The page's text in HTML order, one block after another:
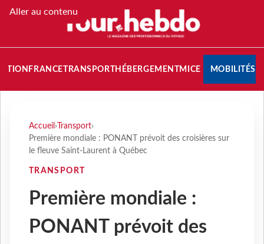
Aller au contenu
FRANCETRANSPORT HÉBERGEMENTMICE MOBILITÉS
Accueil › Transport›
Première mondiale : PONANT prévoit des croisières sur
le fleuve Saint-Laurent à Québec
TRANSPORT
Première mondiale :
PONANT prévoit des